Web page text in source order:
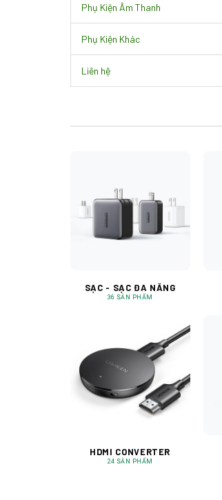
Phụ Kiện Âm Thanh
Phụ Kiện Khác
Liên hệ
SẠC - SẠC ĐA NĂNG
36 SẢN PHẨM
HDMI CONVERTER
24 SẢN PHẨM